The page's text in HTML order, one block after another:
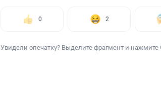
0 2
Увидели опечатку? Выделите фрагмент и нажмите